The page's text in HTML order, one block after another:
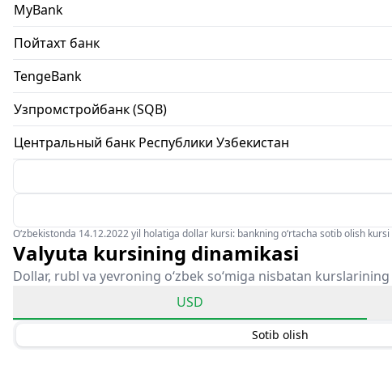
MyBank
Пойтахт банк
TengeBank
Узпромстройбанк (SQB)
Центральный банк Республики Узбекистан
O‘zbekistonda 14.12.2022 yil holatiga dollar kursi: bankning o‘rtacha sotib olish
Valyuta kursining dinamikasi
Dollar, rubl va yevroning o‘zbek so‘miga nisbatan kurslarining
USD
Sotib olish